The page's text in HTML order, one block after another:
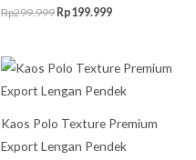
Rp299.999 Rp199.999
Kaos Polo Texture Premium
Export Lengan Pendek